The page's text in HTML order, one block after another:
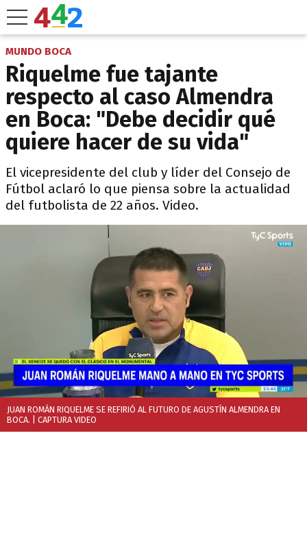
MUNDO BOCA
Riquelme fue tajante
respecto al caso Almendra
en Boca: "Debe decidir qué
quiere hacer de su vida"
El vicepresidente del club y líder del Consejo de
Fútbol aclaró lo que piensa sobre la actualidad
del futbolista de 22 años. Video.
JUAN ROMÁN RIQUELME SE REFIRIÓ AL FUTURO DE AGUSTÍN ALMENDRA EN
BOCA. | CAPTURA VIDEO